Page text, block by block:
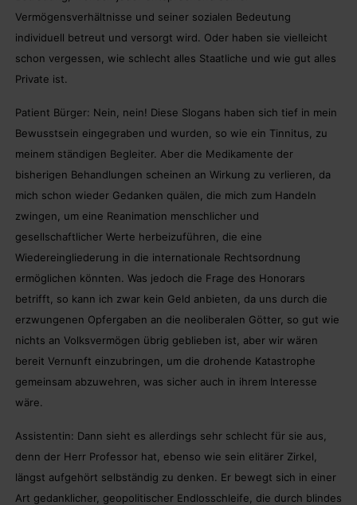
Vermögensverhältnisse und seiner sozialen Bedeutung
individuell betreut und versorgt wird. Oder haben sie vielleicht
schon vergessen, wie schlecht alles Staatliche und wie gut alles
Private ist.
Patient Bürger: Nein, nein! Diese Slogans haben sich tief in mein
Bewusstsein eingegraben und wurden, so wie ein Tinnitus, zu
meinem ständigen Begleiter. Aber die Medikamente der
bisherigen Behandlungen scheinen an Wirkung zu verlieren, da
mich schon wieder Gedanken quälen, die mich zum Handeln
zwingen, um eine Reanimation menschlicher und
gesellschaftlicher Werte herbeizuführen, die eine
Wiedereingliederung in die internationale Rechtsordnung
ermöglichen könnten. Was jedoch die Frage des Honorars
betrifft, so kann ich zwar kein Geld anbieten, da uns durch die
erzwungenen Opfergaben an die neoliberalen Götter, so gut wie
nichts an Volksvermögen übrig geblieben ist, aber wir wären
bereit Vernunft einzubringen, um die drohende Katastrophe
gemeinsam abzuwehren, was sicher auch in ihrem Interesse
wäre.
Assistentin: Dann sieht es allerdings sehr schlecht für sie aus,
denn der Herr Professor hat, ebenso wie sein elitärer Zirkel,
längst aufgehört selbständig zu denken. Er bewegt sich in einer
Art gedanklicher, geopolitischer Endlosschleife, die durch blindes